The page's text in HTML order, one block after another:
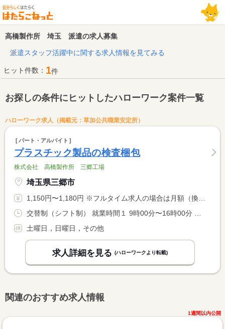
高橋製作所 埼玉 派遣の求人募集
派遣スタッフ活躍中に関する求人情報を見てみる
ヒット件数： 1件
お探しの条件にヒットしたハローワーク案件一覧
ハローワーク求人（掲載元：草加公共職業安定所）
パート・アルバイト
プラスチック製品の検査梱包
株式会社 高橋製作所 三郷工場
埼玉県三郷市
1,150円〜1,180円 ※フルタイム求人の場合は月額（換算額）、パート求人の場合は時間額を表示しています。
土曜日，日曜日，その他
求人詳細を見る (ハローワークより転載)
関連のおすすめ求人情報
1週間以内公開